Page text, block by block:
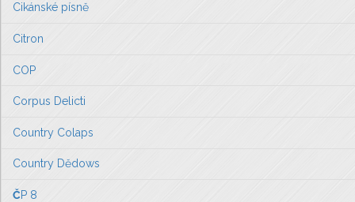
Cikánské písně
Citron
COP
Corpus Delicti
Country Colaps
Country Dědows
ČP 8